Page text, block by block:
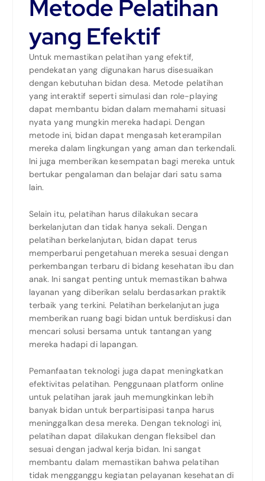
Metode Pelatihan
yang Efektif
Untuk memastikan pelatihan yang efektif,
pendekatan yang digunakan harus disesuaikan
dengan kebutuhan bidan desa. Metode pelatihan
yang interaktif seperti simulasi dan role-playing
dapat membantu bidan dalam memahami situasi
nyata yang mungkin mereka hadapi. Dengan
metode ini, bidan dapat mengasah keterampilan
mereka dalam lingkungan yang aman dan terkendali.
Ini juga memberikan kesempatan bagi mereka untuk
bertukar pengalaman dan belajar dari satu sama
lain.
Selain itu, pelatihan harus dilakukan secara
berkelanjutan dan tidak hanya sekali. Dengan
pelatihan berkelanjutan, bidan dapat terus
memperbarui pengetahuan mereka sesuai dengan
perkembangan terbaru di bidang kesehatan ibu dan
anak. Ini sangat penting untuk memastikan bahwa
layanan yang diberikan selalu berdasarkan praktik
terbaik yang terkini. Pelatihan berkelanjutan juga
memberikan ruang bagi bidan untuk berdiskusi dan
mencari solusi bersama untuk tantangan yang
mereka hadapi di lapangan.
Pemanfaatan teknologi juga dapat meningkatkan
efektivitas pelatihan. Penggunaan platform online
untuk pelatihan jarak jauh memungkinkan lebih
banyak bidan untuk berpartisipasi tanpa harus
meninggalkan desa mereka. Dengan teknologi ini,
pelatihan dapat dilakukan dengan fleksibel dan
sesuai dengan jadwal kerja bidan. Ini sangat
membantu dalam memastikan bahwa pelatihan
tidak mengganggu kegiatan pelayanan kesehatan di